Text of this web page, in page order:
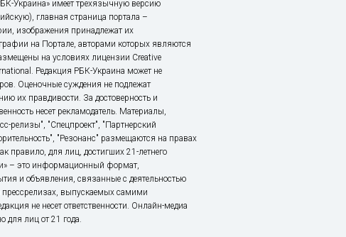
Украина» имеет трехязычную версию
главная страница портала –
изображения принадлежат их
на Портале, авторами которых являются
на условиях лицензии Creative
Редакция РБК-Украина может не
Оценочные суждения не подлежат
их правдивости. За достоверность и
несет рекламодатель. Материалы,
релизы", "Спецпроект", "Партнерский
"Резонанс" размещаются на правах
правило, для лиц, достигших 21-летнего
– это информационный формат,
и объявления, связанные с деятельностью
выпускаемых самими
не несет ответственности. Онлайн-медиа
для лиц от 21 года.